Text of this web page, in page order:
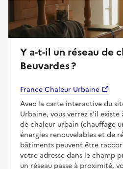
Y a-t-il un réseau de chaleur à
Beuvardes ?
France Chaleur Urbaine
Avec la carte interactive du
Urbaine, vous verrez s'il existe
de chaleur urbain (chauffage
énergies renouvelables et de
bâtiments peuvent être
votre adresse dans le champ
un réseau passe à proximité,